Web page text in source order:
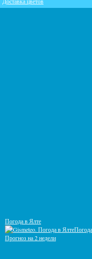
Погода в Ялте
Прогноз на 2 недели